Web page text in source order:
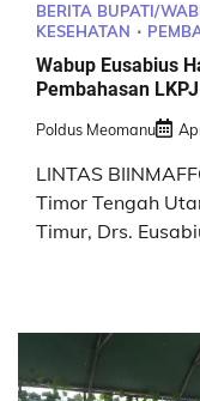
BERITA BUPATI/
KESEHATAN
Wabup Eusabius
Pembahasan
Poldus Meomanu
LINTAS
Timor Tengah
Timur, Drs.